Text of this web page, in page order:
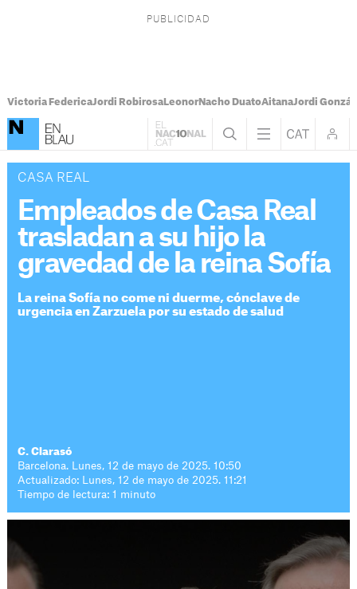
Victoria FedericaJordi RobirosaLeonorNacho DuatoAitanaJordi
CASA REAL
Empleados de Casa Real
trasladan a su hijo la
gravedad de la reina Sofía
La reina Sofía no come ni duerme, cónclave de
urgencia en Zarzuela por su estado de salud
C. Clarasó
Barcelona. Lunes, 12 de mayo de 2025. 10:50
Actualizado: Lunes, 12 de mayo de 2025. 11:21
Tiempo de lectura: 1 minuto